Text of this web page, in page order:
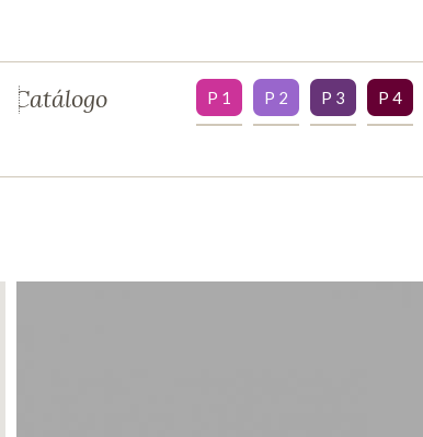
Catálogo
P 1 P 2 P 3 P 4